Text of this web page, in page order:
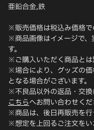
亜鉛合金,鉄
※販売価格は税込み価格で
※商品画像はイメージで、
す。
※ご購入いただく商品とは
※場合により、グッズの価
となる場合がございます。
※不良品以外の返品・交
こちら へお問い合わせくだ
※商品は、後日再販売を行
※想定を上回るご注文を